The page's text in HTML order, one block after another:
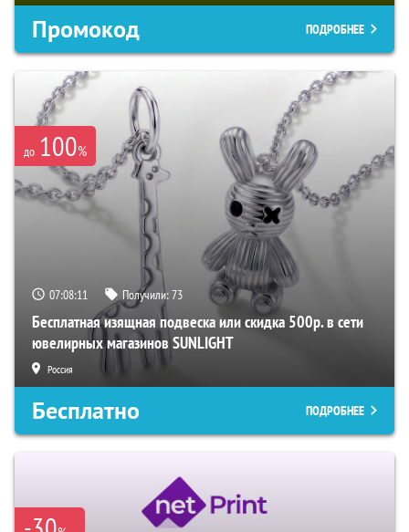
Промокод ПОДРОБНЕЕ
до 100%
07:08:10 Получили:73
Бесплатная изящная подвеска или скидка 500р. в сети
ювелирных магазинов SUNLIGHT
Россия
Бесплатно ПОДРОБНЕЕ